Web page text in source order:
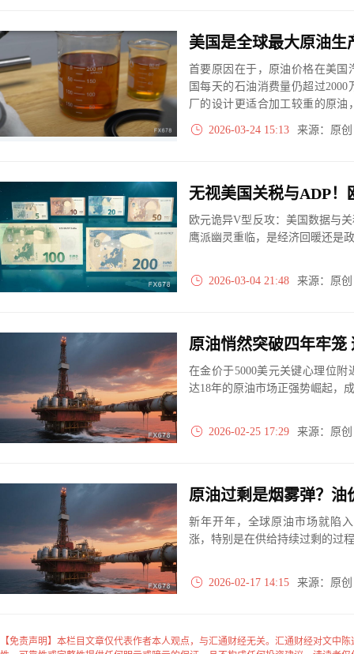
首要原因在于，原油价格在美国
国每天的石油消费量仍超过
厂的设计更适合加工较重的原
匹配。总之，由于炼油结构、
内汽油价格仍会随全球油价剧烈
2026-03-24 15:13 来源：原
无视美国关税与ADP
欧元诡异V型反攻：美国数据与
鹰派幽灵重临，是经济回暖还是
2026-03-04 21:48 来源：原
在金价于5000美元关键心理位
达18年的原油市场正强势崛起，
2026-02-25 17:29 来源：原
原油过剩是烟雾弹？
新年开年，全球原油市场就陷
涨，特别是在供给持续过剩的过
2026-02-17 14:15 来源：原
【免责声明】本栏目文章仅代表作者本人观点，与汇通财经无关。汇通财经对文中